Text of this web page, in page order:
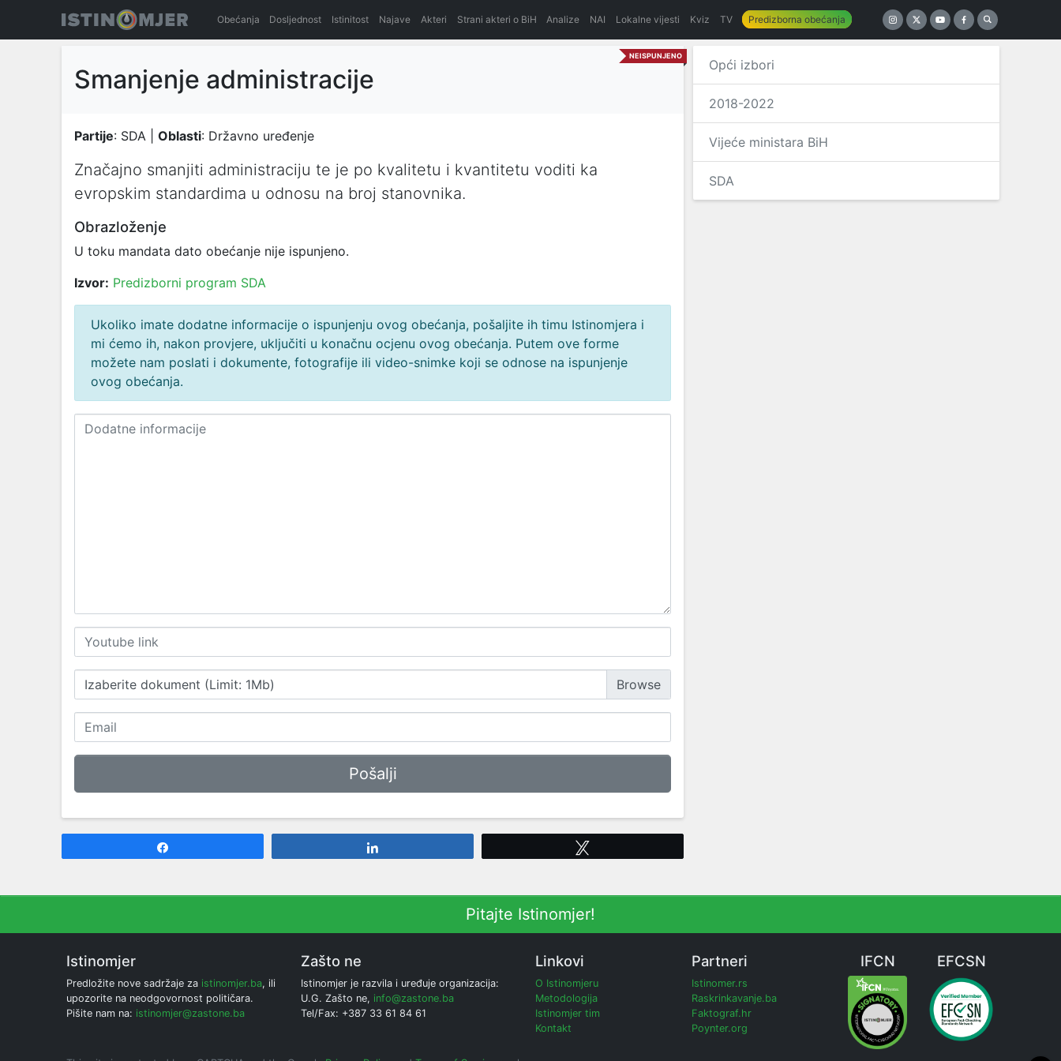
Obećanja Dosljednost Istinitost Najave Akteri Strani akteri o BiH Analize NAI Lokalne vijesti Kviz TV Predizborna obećanja
NEISPUNJENO
Smanjenje administracije
Partije: SDA | Oblasti: Državno uređenje
Značajno smanjiti administraciju te je po kvalitetu i kvantitetu voditi ka
evropskim standardima u odnosu na broj stanovnika.
Obrazloženje
U toku mandata dato obećanje nije ispunjeno.
Izvor: Predizborni program SDA
Ukoliko imate dodatne informacije o ispunjenju ovog obećanja, pošaljite ih timu Istinomjera i
mi ćemo ih, nakon provjere, uključiti u konačnu ocjenu ovog obećanja. Putem ove forme
možete nam poslati i dokumente, fotografije ili video-snimke koji se odnose na ispunjenje
ovog obećanja.
Izaberite dokument (Limit: 1Mb)
Opći izbori
2018-2022
Vijeće ministara BiH
SDA
Pitajte Istinomjer!
Istinomjer
Predložite nove sadržaje za istinomjer.ba, ili
upozorite na neodgovornost političara.
Pišite nam na: istinomjer@zastone.ba
Zašto ne
Istinomjer je razvila i uređuje organizacija:
U.G. Zašto ne, info@zastone.ba
Tel/Fax: +387 33 61 84 61
Linkovi
O Istinomjeru
Metodologija
Istinomjer tim
Kontakt
Partneri
Istinomer.rs
Raskrinkavanje.ba
Faktograf.hr
Poynter.org
IFCN EFCSN